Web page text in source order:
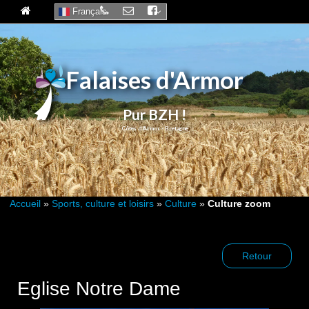
Falaises d'Armor
Pur BZH !
Accueil » Sports, culture et loisirs » Culture » Culture zoom
Retour
Eglise Notre Dame
Français